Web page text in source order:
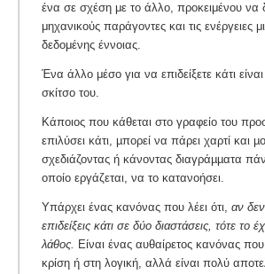
ένα σε σχέση με το άλλο, προκειμένου να
μηχανικούς παράγοντες και τις ενέργειες
δεδομένης έννοιας.
Ένα άλλο μέσο για να επιδείξετε κάτι
σκίτσο του.
Κάποιος που κάθεται στο γραφείο του
επιλύσει κάτι, µπορεί να πάρει χαρτί και
σχεδιάζοντας ή κάνοντας διαγράµµατα
οποίο εργάζεται, να το κατανοήσει.
Υπάρχει ένας κανόνας που λέει ότι, αν
επιδείξεις κάτι σε δύο διαστάσεις, τότε το
λάθος. Είναι ένας αυθαίρετος κανόνας που
κρίση ή στη λογική, αλλά είναι πολύ